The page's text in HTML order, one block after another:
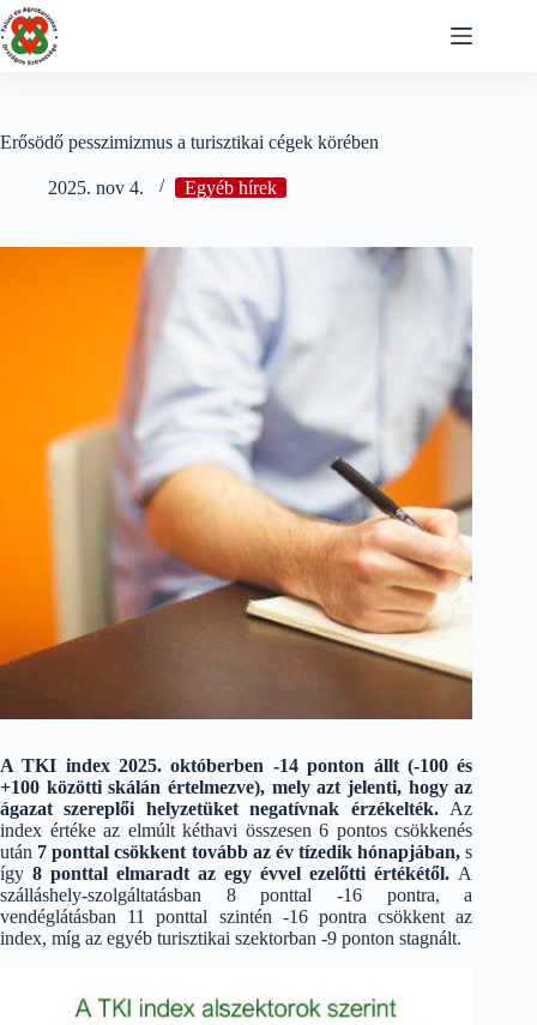
Skip
to
content
Erősödő pesszimizmus a turisztikai cégek körében
2025. nov 4. Egyéb hírek
A TKI index 2025. októberben -14 ponton állt (-100 és
+100 közötti skálán értelmezve), mely azt jelenti, hogy az
ágazat szereplői helyzetüket negatívnak érzékelték. Az
index értéke az elmúlt kéthavi összesen 6 pontos csökkenés
után 7 ponttal csökkent tovább az év tízedik hónapjában, s
így8 ponttal elmaradt az egy évvel ezelőtti értékétől. A
szálláshely-szolgáltatásban 8 ponttal -16 pontra, a
vendéglátásban 11 ponttal szintén -16 pontra csökkent az
index, míg az egyéb turisztikai szektorban -9 ponton stagnált.